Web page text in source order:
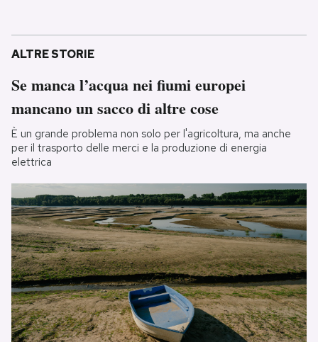
ALTRE STORIE
Se manca l’acqua nei fiumi europei
mancano un sacco di altre cose
È un grande problema non solo per l'agricoltura, ma anche
per il trasporto delle merci e la produzione di energia
elettrica